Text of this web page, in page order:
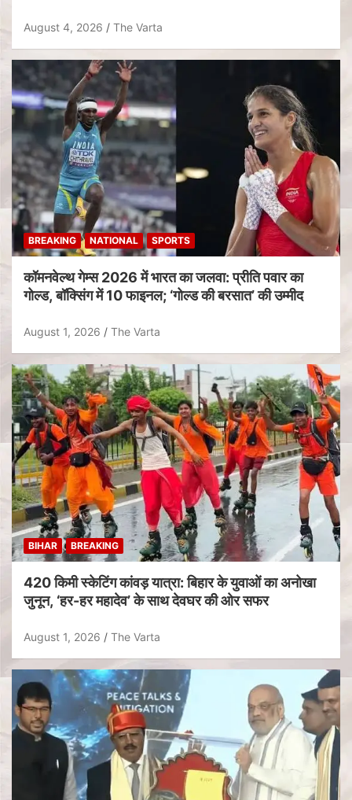
August 4, 2026 The Varta
BREAKING NATIONAL SPORTS
कॉमनवेल्थ गेम्स 2026 में भारत का जलवा: प्रीति पवार का
गोल्ड, बॉक्सिंग में 10 फाइनल; ‘गोल्ड की बरसात’ की उम्मीद
August 1, 2026 The Varta
BIHAR BREAKING
420 किमी स्केटिंग कांवड़ यात्रा: बिहार के युवाओं का अनोखा
जुनून, ‘हर-हर महादेव’ के साथ देवघर की ओर सफर
August 1, 2026 The Varta